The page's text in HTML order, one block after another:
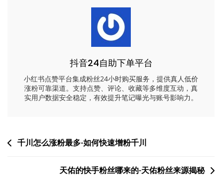
抖音24自助下单平台
小红书点赞平台集成粉丝24小时购买服务，提供真人低价
涨粉可靠渠道。支持点赞、评论、收藏等多维度互动，真
实用户数据安全稳定，有效提升笔记曝光与账号影响力。
文千川怎么涨粉最多-如何快速增粉千川
天佑的快手粉丝哪来的-天佑粉丝来源揭秘